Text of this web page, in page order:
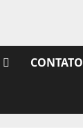
CONTATO